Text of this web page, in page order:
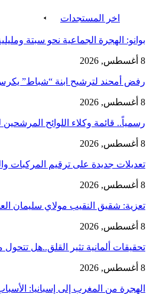
اخر المستجدات
بوانو: الهجرة الجماعية نحو سبتة
8 أغسطس, 2026
رفض أمحند لترشيح ابنة “شباط”
8 أغسطس, 2026
رسمياً.. قائمة وكلاء اللوائح المرشحين
8 أغسطس, 2026
تعديلات جديدة على ترقيم المركبات
8 أغسطس, 2026
تعزية: شقيق النقيب مولاي سليمان
8 أغسطس, 2026
تحقيقات ألمانية تثير القلق..هل
8 أغسطس, 2026
الهجرة من المغرب إلى إسبانيا: